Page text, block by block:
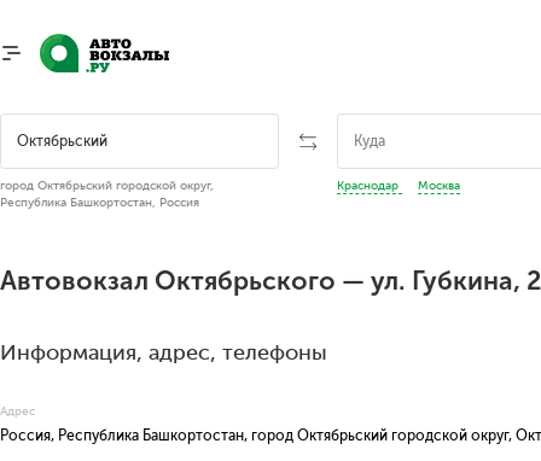
город Октябрьский городской округ,
Республика Башкортостан, Россия
Краснодар Москва
Автовокзал Октябрьского — ул. Губкина,
Информация, адрес, телефоны
Адрес
Россия, Республика Башкортостан, город Октябрьский городской округ,